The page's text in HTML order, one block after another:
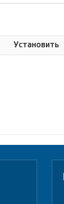
Установить